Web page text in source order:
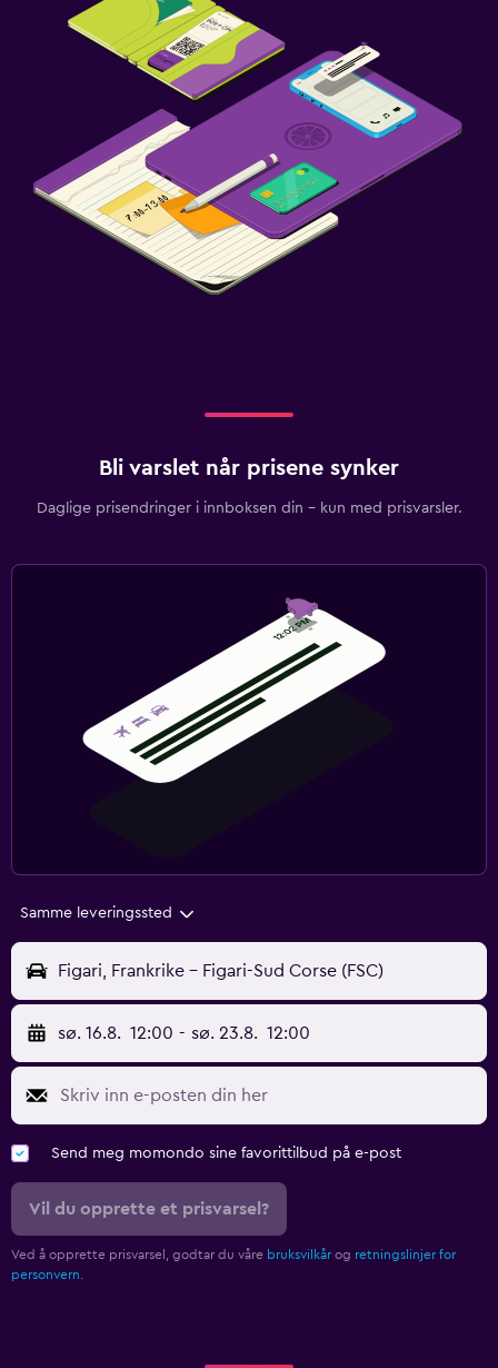
Bli varslet når prisene synker
Daglige prisendringer i innboksen din – kun med prisvarsler.
Samme leveringssted
Figari, Frankrike - Figari-Sud Corse (FSC)
sø. 16.8. 12:00 - sø. 23.8. 12:00
Send meg momondo sine favorittilbud på e-post
Vil du opprette et prisvarsel?
Ved å opprette prisvarsel, godtar du våre bruksvilkår og retningslinjer for
personvern.